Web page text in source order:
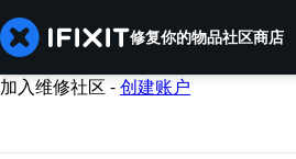
修复你的物品社区商店
加入维修社区 -创建账户